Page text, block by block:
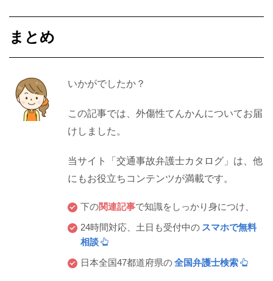
まとめ
いかがでしたか？
この記事では、外傷性てんかんについてお届
けしました。
当サイト「交通事故弁護士カタログ」は、他
にもお役立ちコンテンツが満載です。
下の関連記事で知識をしっかり身につけ、
24時間対応、土日も受付中の スマホで無料
相談
日本全国47都道府県の全国弁護士検索